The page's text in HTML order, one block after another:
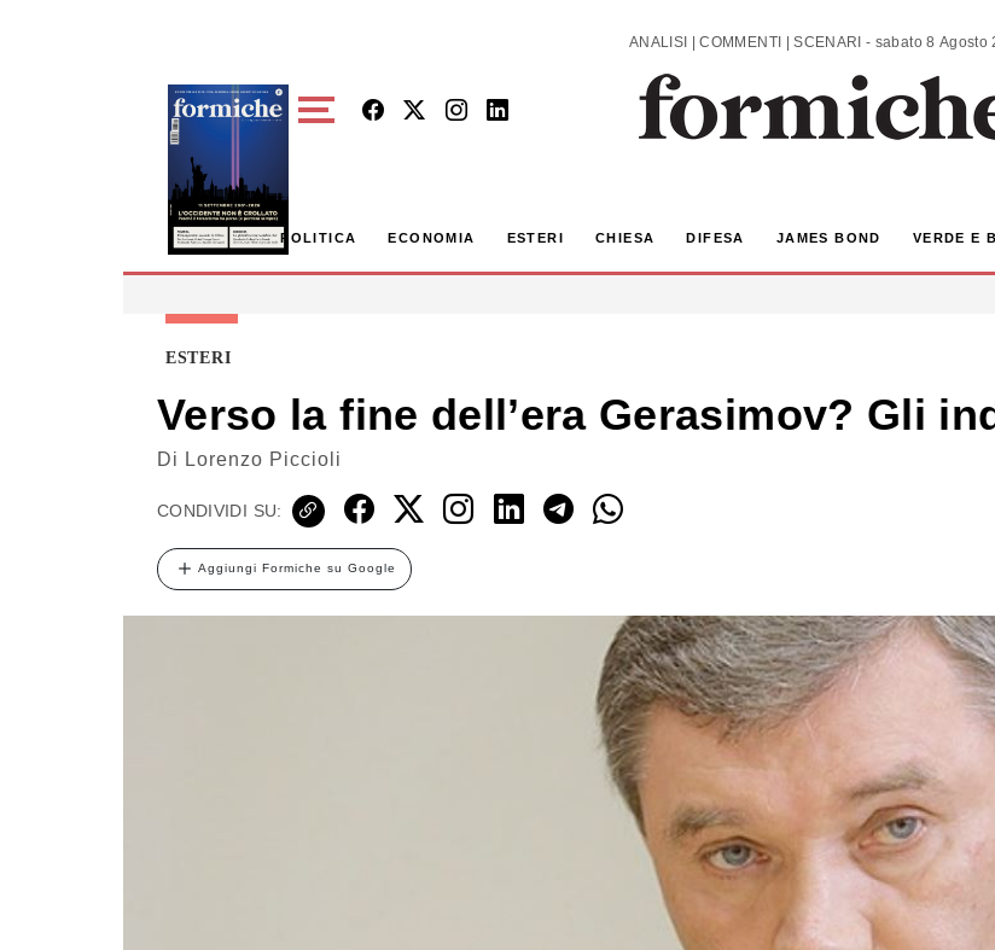
ANALISI | COMMENTI | SCENARI - sabato 8
POLITICA ECONOMIA ESTERI CHIESA DIFESA JAMES BOND VERDE E
ESTERI
Verso la fine dell’era Gerasimov? Gli
Di Lorenzo Piccioli
CONDIVIDI SU:
Aggiungi Formiche su Google